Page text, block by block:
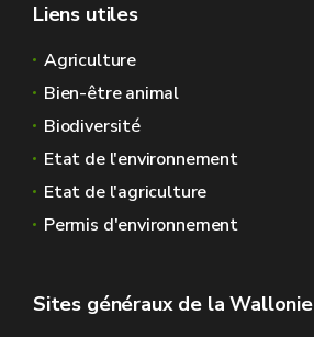
Liens utiles
Agriculture
Bien-être animal
Biodiversité
Etat de l'environnement
Etat de l'agriculture
Permis d'environnement
Sites généraux de la Wallonie